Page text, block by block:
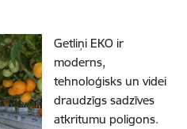
Getliņi EKO ir
moderns,
tehnoloģisks un videi
draudzīgs sadzīves
atkritumu poligons.